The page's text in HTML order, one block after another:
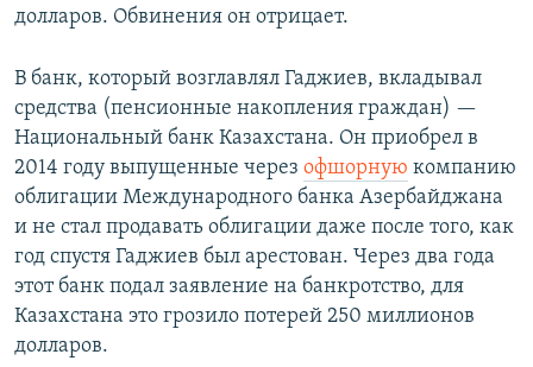
долларов. Обвинения он отрицает.
В банк, который возглавлял Гаджиев, вкладывал
средства (пенсионные накопления граждан) —
Национальный банк Казахстана. Он приобрел в
2014 году выпущенные через офшорную компанию
облигации Международного банка Азербайджана
и не стал продавать облигации даже после того, как
год спустя Гаджиев был арестован. Через два года
этот банк подал заявление на банкротство, для
Казахстана это грозило потерей 250 миллионов
долларов.